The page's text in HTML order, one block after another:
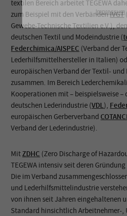
textilen Bereich arbeitet TEGEWA
zum Beispiel mit den VerbändenIVGT
Gewebe-Technische Textilien e.V.),
deutschen Textil und Modeindustrie (
Federchimica/AISPEC (Verband der
Lederhilfsmittelhersteller in Italien)
europäischen Verband der Textil-
zusammen. Im Bereich
Kooperationen mit – beispielsweise –
deutschen Lederindustrie (VDL),
europäischen Gerberverband
Verband der Lederindustrie).
MitZDHC (Zero Discharge of
TEGEWA intensiv seit deren
Die im Verband
und Lederhilfsmittelindustrie
von ihnen seit Jahren eingehaltenen
Standard hinsichtlich Arbeitnehmer-,
Impressum